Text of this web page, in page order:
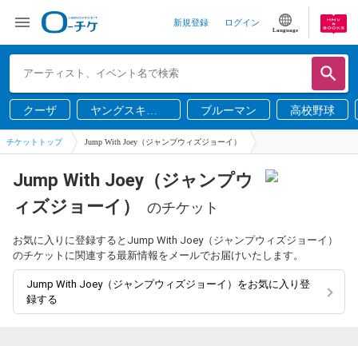
新規登録 ログイン
Language
クーザ
ヤングスキニ
ー
ブルーマン 高校野球
チケットトップ Jump With Joey（ジャンプウィズジョーイ）
Jump With Joey（ジャンプウ
ィズジョーイ）
のチケット
お気に入りに登録するとJump With Joey（ジャンプウィズジョーイ）
のチケットに関連する最新情報をメールでお届けいたします。
Jump With Joey（ジャンプウィズジョーイ）をお気に入り登
録する